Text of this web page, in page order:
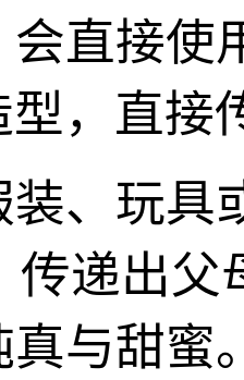
直接使
，直接
装、玩具
传递出
真与甜蜜